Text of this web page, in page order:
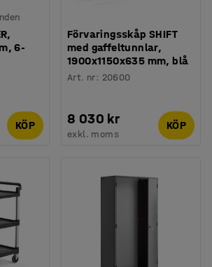
6-
KÖP
Förvaringsskåp SHIFT
med gaffeltunnlar,
1900x1150x635 mm, blå
Art. nr: 20600
8 030 kr
exkl. moms
KÖP